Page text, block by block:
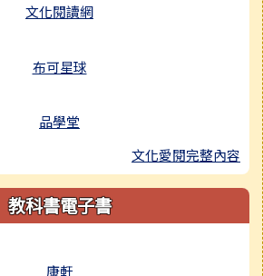
文化閱讀網
布可星球
品學堂
文化愛閱完整內容
教科書電子書
康軒